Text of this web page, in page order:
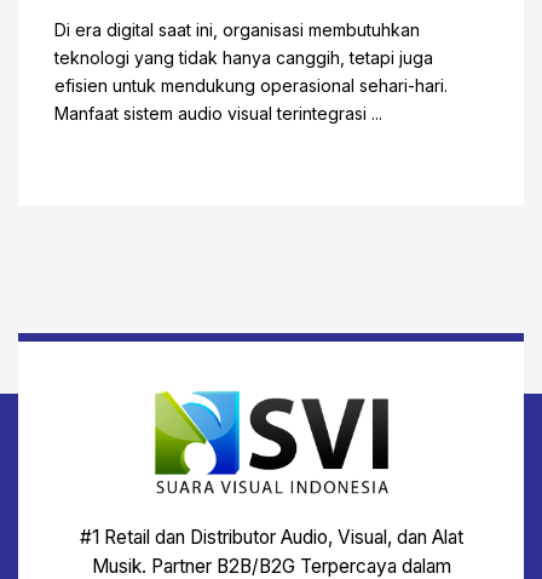
Di era digital saat ini, organisasi membutuhkan
teknologi yang tidak hanya canggih, tetapi juga
efisien untuk mendukung operasional sehari-hari.
Manfaat sistem audio visual terintegrasi ...
#1 Retail dan Distributor Audio, Visual, dan Alat
Musik. Partner B2B/B2G Terpercaya dalam